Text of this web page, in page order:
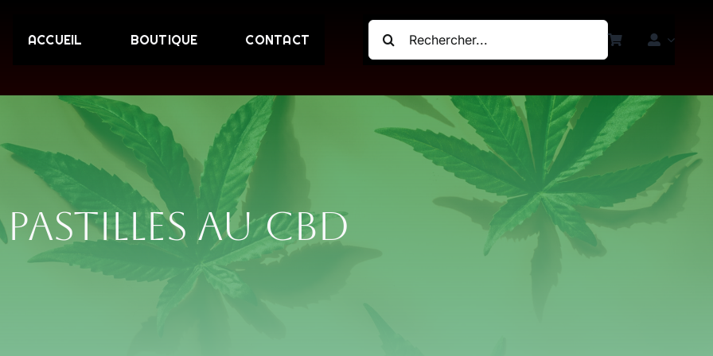
ACCUEIL BOUTIQUE CONTACT
PASTILLES AU CBD